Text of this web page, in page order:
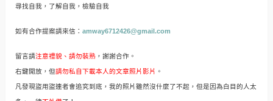
尋找自我，了解自我，檢驗自我
如有合作提案請來信： amway6712426@gmail.com
留言請注意禮貌、請勿裝熟，謝謝合作。
右鍵開放，但請勿私自下載本人的文章照片影片 。
凡發現盜用盜連者會追究到底，我的照片雖然沒什麼了不起，但是因為白目的人太